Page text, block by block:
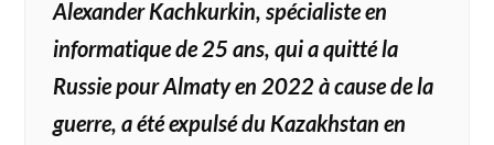
Alexander Kachkurkin, spécialiste en
informatique de 25 ans, qui a quitté la
Russie pour Almaty en 2022 à cause de la
guerre, a été expulsé du Kazakhstan en